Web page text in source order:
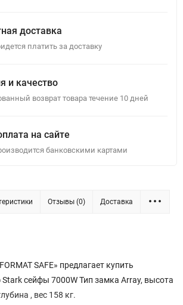
доставка
платить за доставку
и качество
возврат товара течение 10 дней
на сайте
банковскими картами
Отзывы (0) Доставка
SAFE» предлагает купить
сейфы 7000W Тип замка Array, высота
, вес 158 кг.